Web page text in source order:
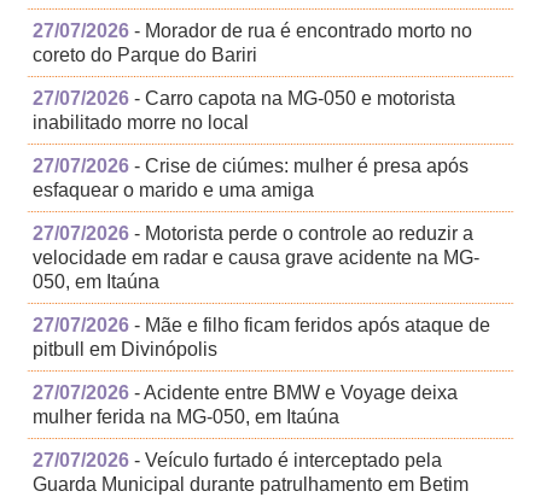
27/07/2026 - Morador de rua é encontrado morto no
coreto do Parque do Bariri
27/07/2026 - Carro capota na MG-050 e motorista
inabilitado morre no local
27/07/2026 - Crise de ciúmes: mulher é presa após
esfaquear o marido e uma amiga
27/07/2026 - Motorista perde o controle ao reduzir a
velocidade em radar e causa grave acidente na MG-
050, em Itaúna
27/07/2026 - Mãe e filho ficam feridos após ataque de
pitbull em Divinópolis
27/07/2026 - Acidente entre BMW e Voyage deixa
mulher ferida na MG-050, em Itaúna
27/07/2026 - Veículo furtado é interceptado pela
Guarda Municipal durante patrulhamento em Betim